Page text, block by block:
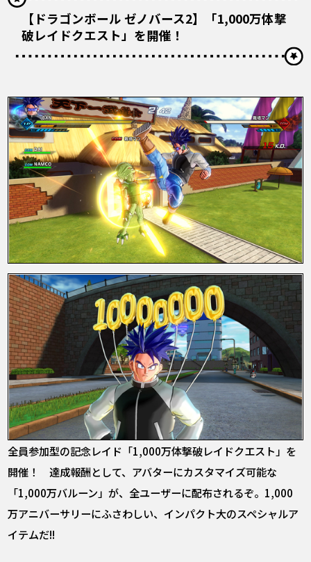
【ドラゴンボール ゼノバース2】「1,000万体撃
破レイドクエスト」を開催！
全員参加型の記念レイド「1,000万体撃破レイドクエスト」を
開催！ 達成報酬として、アバターにカスタマイズ可能な
「1,000万バルーン」が、全ユーザーに配布されるぞ。1,000
万アニバーサリーにふさわしい、インパクト大のスペシャルア
イテムだ!!